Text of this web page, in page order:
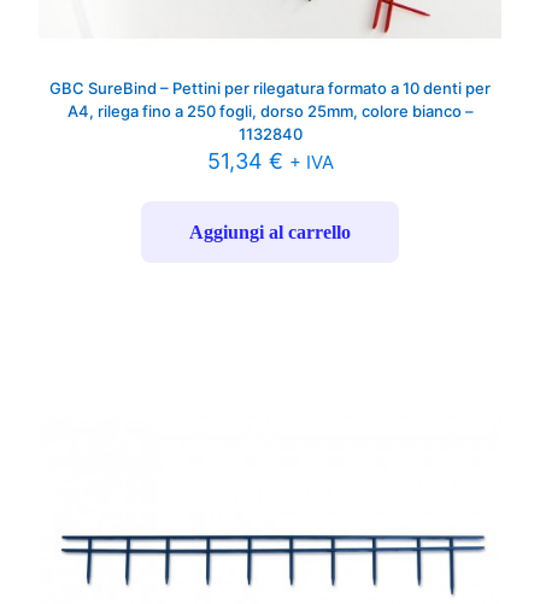
GBC SureBind – Pettini per rilegatura formato a 10 denti per
A4, rilega fino a 250 fogli, dorso 25mm, colore bianco –
1132840
51,34 € + IVA
Aggiungi al carrello